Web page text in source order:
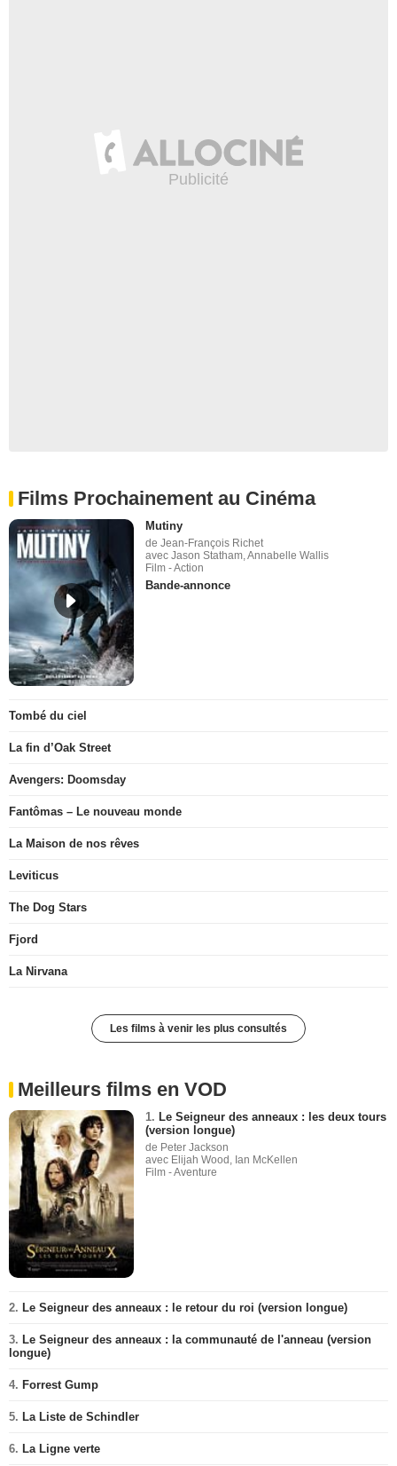
Films Prochainement au Cinéma
Mutiny
de Jean-François Richet
avec Jason Statham, Annabelle Wallis
Film - Action
Bande-annonce
Tombé du ciel
La fin d’Oak Street
Avengers: Doomsday
Fantômas – Le nouveau monde
La Maison de nos rêves
Leviticus
The Dog Stars
Fjord
La Nirvana
Les films à venir les plus consultés
Meilleurs films en VOD
1. Le Seigneur des anneaux : les deux tours
(version longue)
de Peter Jackson
avec Elijah Wood, Ian McKellen
Film - Aventure
2. Le Seigneur des anneaux : le retour du roi (version longue)
3. Le Seigneur des anneaux : la communauté de l'anneau (version
longue)
4. Forrest Gump
5. La Liste de Schindler
6. La Ligne verte